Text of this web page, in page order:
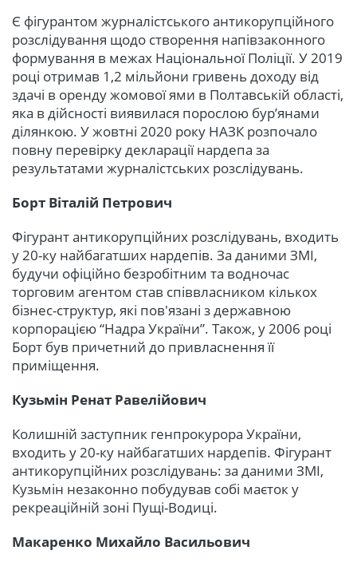
Є фігурантом журналістського антикорупційного
розслідування щодо створення напівзаконного
формування в межах Національної Поліції. У 2019
році отримав 1,2 мільйони гривень доходу від
здачі в оренду жомової ями в Полтавській області,
яка в дійсності виявилася порослою бур’янами
ділянкою. У жовтні 2020 року НАЗК розпочало
повну перевірку декларації нардепа за
результатами журналістських розслідувань.
Борт Віталій Петрович
Фігурант антикорупційних розслідувань, входить
у 20-ку найбагатших нардепів. За даними ЗМІ,
будучи офіційно безробітним та водночас
торговим агентом став співвласником кількох
бізнес-структур, які пов'язані з державною
корпорацією “Надра України”. Також, у 2006 році
Борт був причетний до привласнення її
приміщення.
Кузьмін Ренат Равелійович
Колишній заступник генпрокурора України,
входить у 20-ку найбагатших нардепів. Фігурант
антикорупційних розслідувань: за даними ЗМІ,
Кузьмін незаконно побудував собі маєток у
рекреаційній зоні Пущі-Водиці.
Макаренко Михайло Васильович